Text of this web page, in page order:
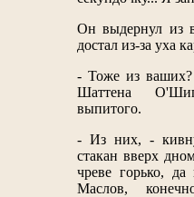
Он выдернул из
достал из-за уха
- Тоже из ваших?
Шаттена
выпитого.
- Из них, -
стакан вверх
чреве горько,
Маслов,